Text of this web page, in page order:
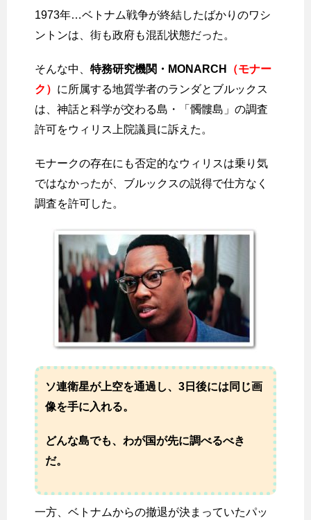
1973年…ベトナム戦争が終結したばかりのワシ
ントンは、街も政府も混乱状態だった。
そんな中、 特務研究機関・MONARCH
（モナー
ク） に所属する地質学者のランダとブルックス
は、神話と科学が交わる島・「髑髏島」の調査
許可をウィリス上院議員に訴えた。
モナークの存在にも否定的なウィリスは乗り気
ではなかったが、ブルックスの説得で仕方なく
調査を許可した。
ソ連衛星が上空を通過し、3日後には同じ画
像を手に入れる。
どんな島でも、わが国が先に調べるべき
だ。
一方、ベトナムからの撤退が決まっていたパッ